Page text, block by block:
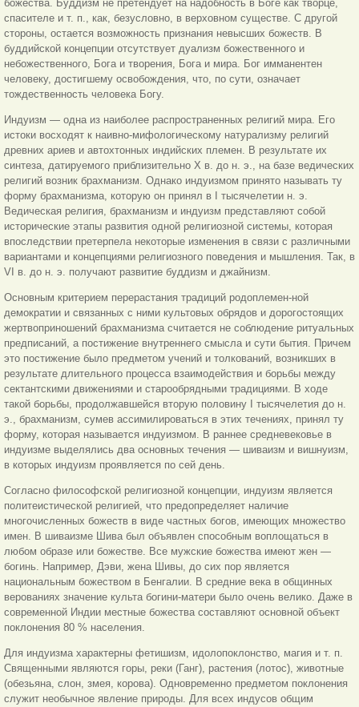
божества. Буддизм не претендует на надобность в Боге как творце,
спасителе и т. п., как, безусловно, в верховном существе. С другой
стороны, остается возможность признания невысших божеств. В
буддийской концепции отсутствует дуализм божественного и
небожественного, Бога и творения, Бога и мира. Бог имманентен
человеку, достигшему освобождения, что, по сути, означает
тождественность человека Богу.
Индуизм — одна из наиболее распространенных религий мира. Его
истоки восходят к наивно-мифологическому натурализму религий
древних ариев и автохтонных индийских племен. В результате их
синтеза, датируемого приблизительно X в. до н. э., на базе ведических
религий возник брахманизм. Однако индуизмом принято называть ту
форму брахманизма, которую он принял в I тысячелетии н. э.
Ведическая религия, брахманизм и индуизм представляют собой
исторические этапы развития одной религиозной системы, которая
впоследствии претерпела некоторые изменения в связи с различными
вариантами и концепциями религиозного поведения и мышления. Так, в
VI в. до н. э. получают развитие буддизм и джайнизм.
Основным критерием перерастания традиций родоплемен-ной
демократии и связанных с ними культовых обрядов и дорогостоящих
жертвоприношений брахманизма считается не соблюдение ритуальных
предписаний, а постижение внутреннего смысла и сути бытия. Причем
это постижение было предметом учений и толкований, возникших в
результате длительного процесса взаимодействия и борьбы между
сектантскими движениями и старообрядными традициями. В ходе
такой борьбы, продолжавшейся вторую половину I тысячелетия до н.
э., брахманизм, сумев ассимилироваться в этих течениях, принял ту
форму, которая называется индуизмом. В раннее средневековье в
индуизме выделялись два основных течения — шиваизм и вишнуизм,
в которых индуизм проявляется по сей день.
Согласно философской религиозной концепции, индуизм является
политеистической религией, что предопределяет наличие
многочисленных божеств в виде частных богов, имеющих множество
имен. В шиваизме Шива был объявлен способным воплощаться в
любом образе или божестве. Все мужские божества имеют жен —
богинь. Например, Дэви, жена Шивы, до сих пор является
национальным божеством в Бенгалии. В средние века в общинных
верованиях значение культа богини-матери было очень велико. Даже в
современной Индии местные божества составляют основной объект
поклонения 80 % населения.
Для индуизма характерны фетишизм, идолопоклонство, магия и т. п.
Священными являются горы, реки (Ганг), растения (лотос), животные
(обезьяна, слон, змея, корова). Одновременно предметом поклонения
служит необычное явление природы. Для всех индусов общим